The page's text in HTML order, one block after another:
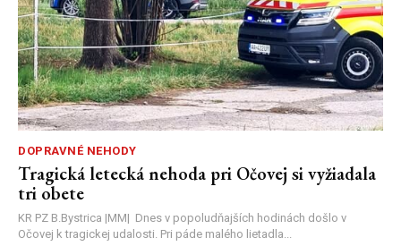
DOPRAVNÉ NEHODY
Tragická letecká nehoda pri Očovej si vyžiadala
tri obete
KR PZ B.Bystrica |MM| Dnes v popoludňajších hodinách došlo v
Očovej k tragickej udalosti. Pri páde malého lietadla...